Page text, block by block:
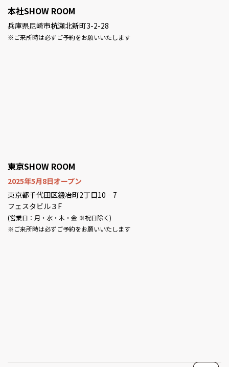
本社SHOW ROOM
兵庫県尼崎市杭瀬北新町3-2-28
※ご来所時は必ずご予約をお願いいたします
東京SHOW ROOM
2025年5月8日オープン
東京都千代田区鍛冶町2丁目10‐7
フェスタビル３F
(営業日：月・水・木・金 ※祝日除く)
※ご来所時は必ずご予約をお願いいたします